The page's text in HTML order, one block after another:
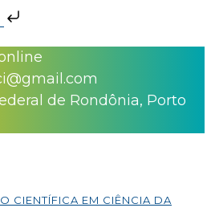
de Rondônia, Porto
CIENTÍFICA EM CIÊNCIA DA